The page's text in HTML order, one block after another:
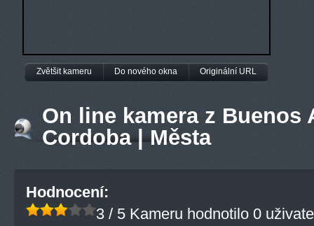
Zvětšit kameru Do nového okna Originální URL
On line kamera z Buenos
Cordoba | Města
Hodnocení:
3 / 5 Kameru hodnotilo 0